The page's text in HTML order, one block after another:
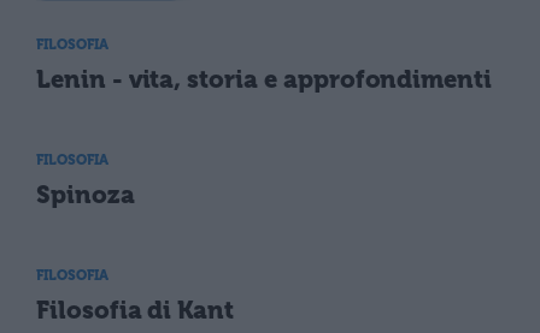
FILOSOFIA
Lenin - vita, storia e approfondimenti
FILOSOFIA
Spinoza
FILOSOFIA
Filosofia di Kant